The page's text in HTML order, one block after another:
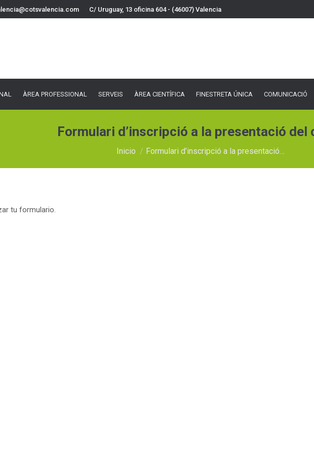
C/ Uruguay, 13 oficina 604 - (46007) Valencia
ÀREA PROFESSIONAL SERVEIS ÀREA CIENTÍFICA FINESTRETA ÚNICA COMUNICACIÓ
Formulari d’inscripció a la presentació del
Estás aquí:
Inicio Formulari d’inscripció a la presentació…
tu formulario.
ÀREA PROFESSIONAL ÀREA CIENTÍFICA FINESTRETA ÚNICA